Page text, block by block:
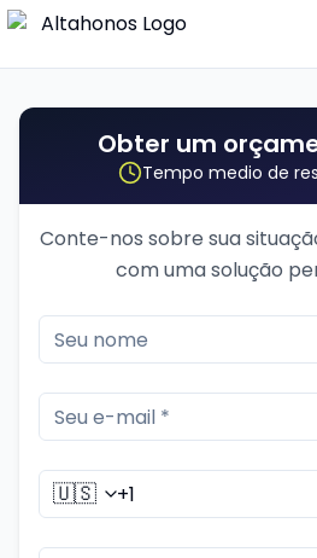
Obter um
Tempo medio de
Conte-nos sobre sua
com uma solução
🇺🇸